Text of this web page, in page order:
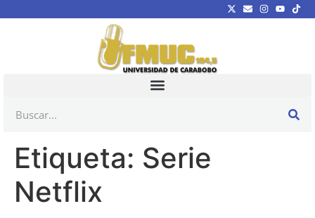
Etiqueta: Serie
Netflix